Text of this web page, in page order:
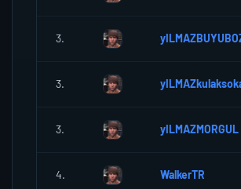
3.
3.
3. yILMAZMORGUL
4. WalkerTR